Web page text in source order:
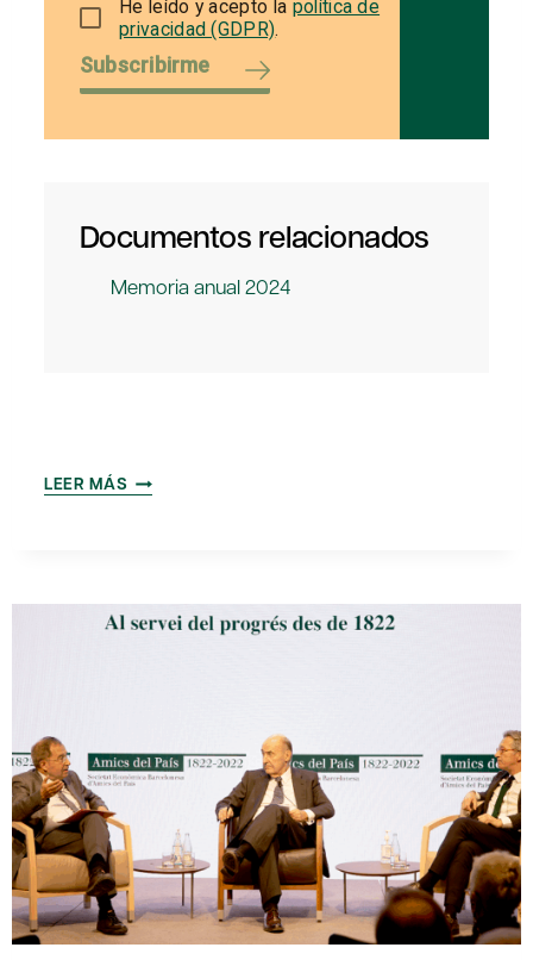
He leído y acepto la política de
privacidad (GDPR).
Subscribirme
Documentos relacionados
Memoria anual 2024
LEER MÁS MEMORIA